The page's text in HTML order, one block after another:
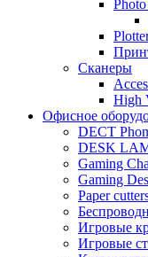
Сканеры
High
Офисное
DECT
DESK
Gaming
Gaming
Paper
Игровые
Игровые